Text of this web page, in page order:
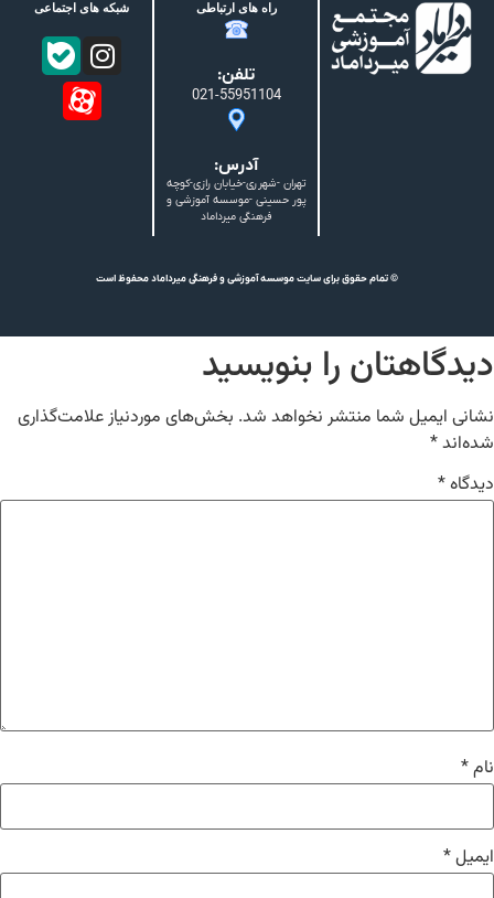
راه های ارتباطی
تلفن:
021-55951104
آدرس:
تهران -شهرری-خیابان رازی-کوچه
پور حسینی -موسسه آموزشی و
فرهنگی میرداماد
شبکه های اجتماعی
© تمام حقوق برای سایت موسسه آموزشی و فرهنگی میرداماد محفوظ است
دیدگاهتان را بنویسید
نشانی ایمیل شما منتشر نخواهد شد. بخش‌های موردنیاز علامت‌گذاری
شده‌اند*
دیدگاه*
نام*
ایمیل*